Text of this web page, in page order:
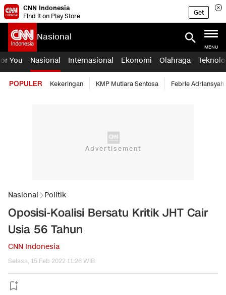
CNN Indonesia
Find it on Play Store
Get
Nasional
MENU
You Nasional Internasional Ekonomi Olahraga
POPULER Kekeringan KMP Mutiara Sentosa Febrie Adriansyah
Nasional Politik
Oposisi-Koalisi Bersatu Kritik JHT Cair
Usia 56 Tahun
CNN Indonesia
Selasa, 15 Feb 2022 11:26 WIB